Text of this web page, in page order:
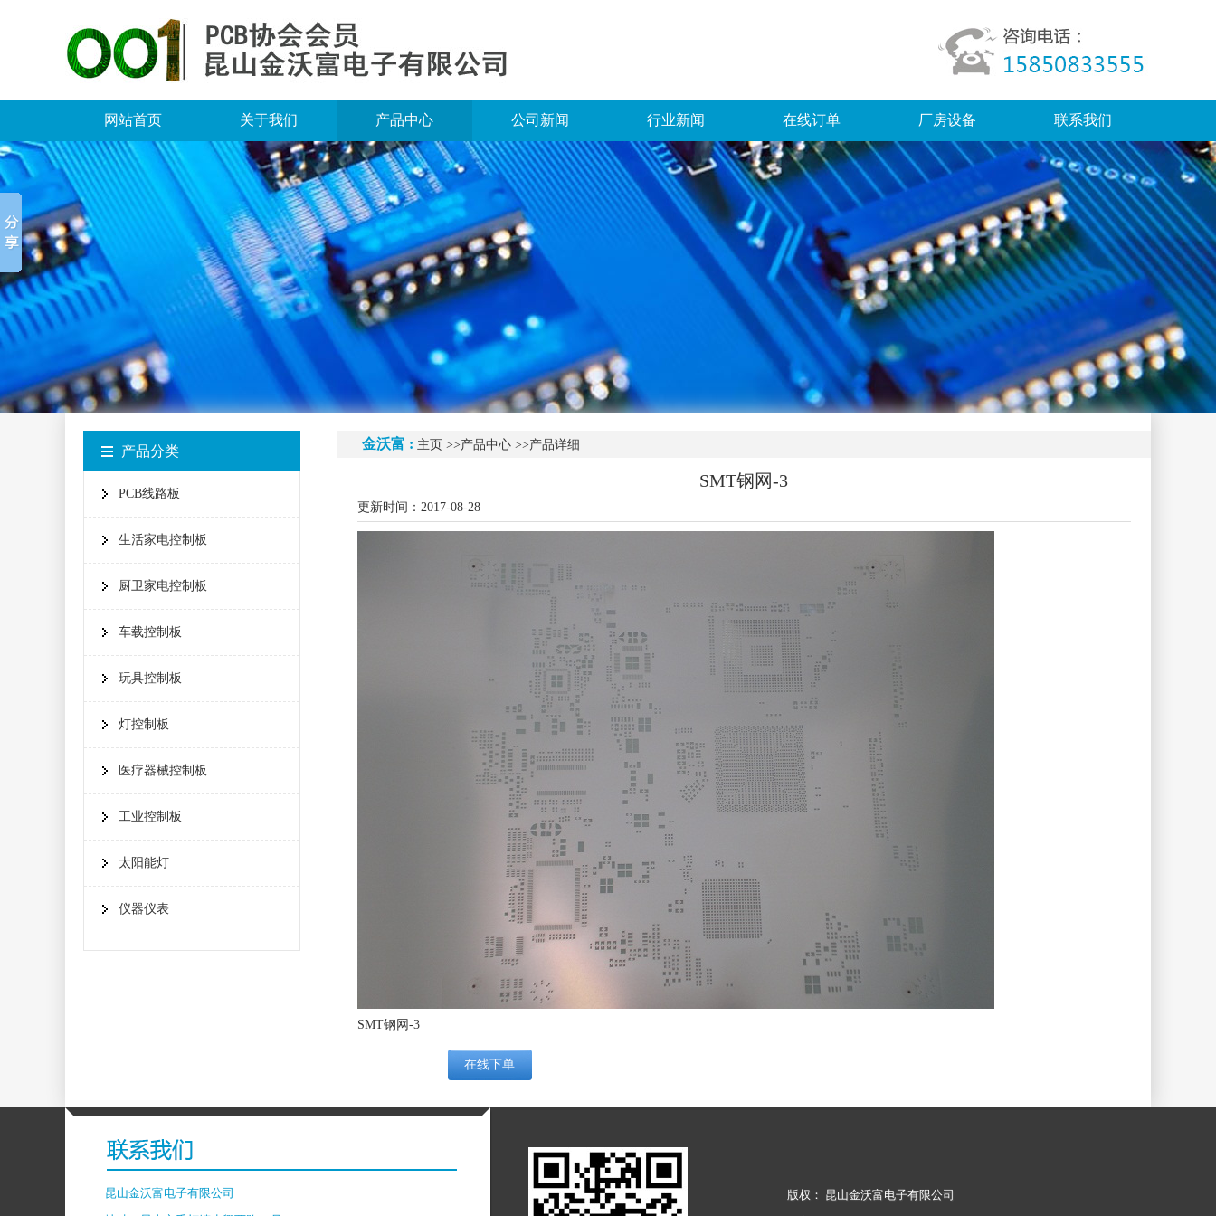
网站首页 关于我们 产品中心 公司新闻 行业新闻 在线订单 厂房设备 联系我们
产品分类
PCB线路板
生活家电控制板
厨卫家电控制板
车载控制板
玩具控制板
灯控制板
医疗器械控制板
工业控制板
太阳能灯
仪器仪表
金沃富 : 主页 >>产品中心 >>产品详细
SMT钢网-3
更新时间：2017-08-28
SMT钢网-3
昆山金沃富电子有限公司
版权： 昆山金沃富电子有限公司